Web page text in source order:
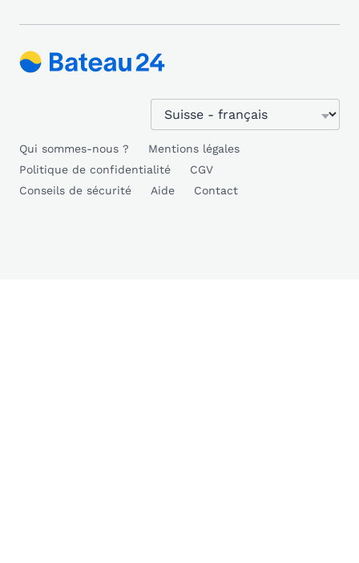
Qui sommes-nous ?
Mentions légales
Politique de confidentialité
CGV
Conseils de sécurité
Aide Contact